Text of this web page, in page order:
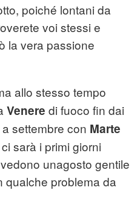
poiché lontani da
voi stessi e
la vera passione
allo stesso tempo
Venere di fuoco fin dai
settembre con Marte
sarà i primi giorni
unagosto gentile
qualche problema da